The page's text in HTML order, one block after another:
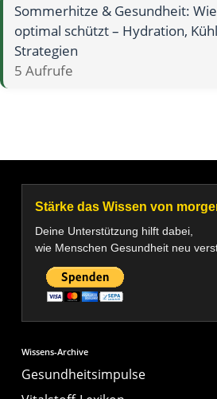
Sommerhitze & Gesundheit:
optimal schützt – Hydration,
Strategien
5 Aufrufe
Stärke das Wissen von
Deine Unterstützung hilft dabei,
wie Menschen Gesundheit neu
Wissens-Archive
Gesundheitsimpulse